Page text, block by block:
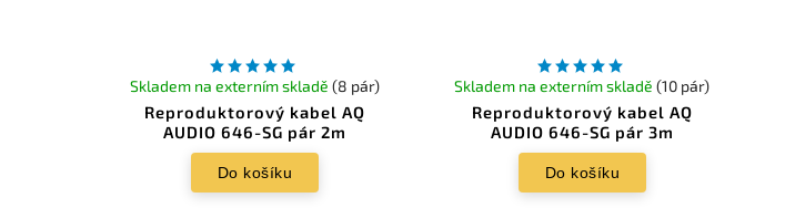
Reproduktorový kabel AQ
AUDIO 646-SG pár 2m
Skladem na externím skladě (8 pár)
Do košíku
Reproduktorový kabel AQ
AUDIO 646-SG pár 3m
Skladem na externím skladě(10 pár)
Do košíku